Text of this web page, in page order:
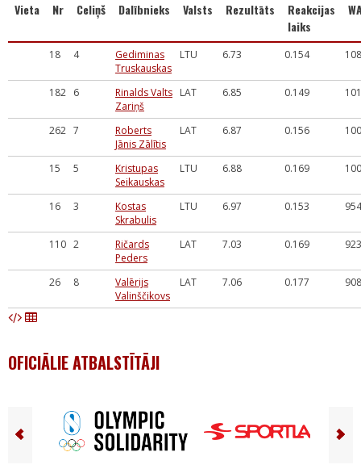
Vieta Nr Celiņš Dalībnieks Valsts Rezultāts
Reakcijas
laiks
18 4
Gediminas
Truskauskas
LTU 6.73 0.154
182 6
Rinalds Valts
Zariņš
LAT 6.85 0.149
262 7
Roberts
Jānis Zālītis
LAT 6.87 0.156
15 5
Kristupas
Seikauskas
LTU 6.88 0.169
16 3
Kostas
Skrabulis
LTU 6.97 0.153 954
110 2
Ričards
Peders
LAT 7.03 0.169 923
26 8
Valērijs
Valinščikovs
LAT 7.06 0.177 908
OFICIĀLIE ATBALSTĪTĀJI